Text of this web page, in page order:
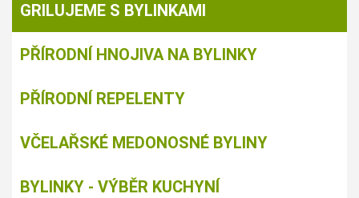
GRILUJEME S BYLINKAMI
PŘÍRODNÍ HNOJIVA NA BYLINKY
PŘÍRODNÍ REPELENTY
VČELAŘSKÉ MEDONOSNÉ BYLINY
BYLINKY - VÝBĚR KUCHYNÍ